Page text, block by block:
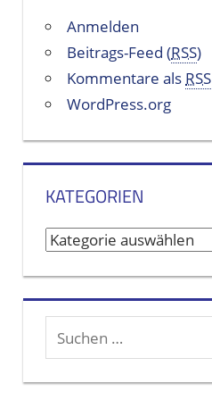
Anmelden
Beitrags-Feed (RSS)
Kommentare als RSS
WordPress.org
KATEGORIEN
K
e